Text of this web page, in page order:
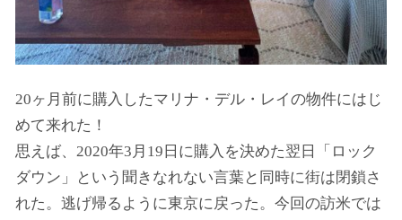
20ヶ月前に購入したマリナ・デル・レイの物件にはじ
めて来れた！
思えば、2020年3月19日に購入を決めた翌日「ロック
ダウン」という聞きなれない言葉と同時に街は閉鎖さ
れた。逃げ帰るように東京に戻った。今回の訪米では